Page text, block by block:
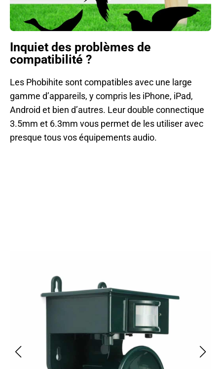
Inquiet des problèmes de
compatibilité ?
Les Phobihite sont compatibles avec une large
gamme d’appareils, y compris les iPhone, iPad,
Android et bien d’autres. Leur double connectique
3.5mm et 6.3mm vous permet de les utiliser avec
presque tous vos équipements audio.